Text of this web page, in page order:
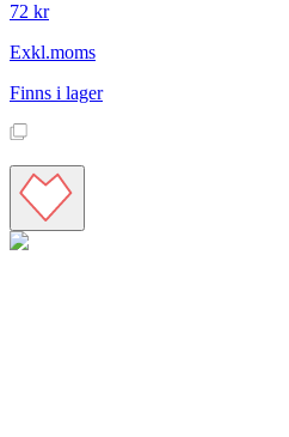
72 kr
Exkl.moms
Finns i lager